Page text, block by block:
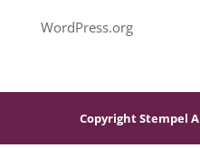
WordPress.org
Copyright Stempel